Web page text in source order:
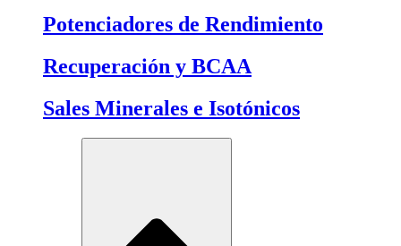
Potenciadores de Rendimiento
Recuperación y BCAA
Sales Minerales e Isotónicos